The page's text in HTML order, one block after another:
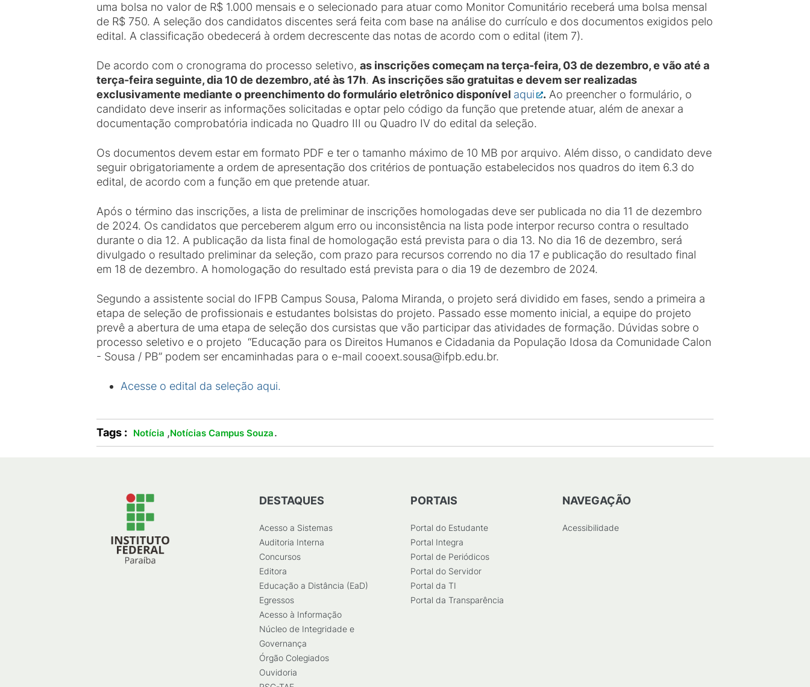
uma bolsa no valor de R$ 1.000 mensais e o selecionado para atuar como Monitor Comunitário receberá uma bolsa mensal
de R$ 750. A seleção dos candidatos discentes será feita com base na análise do currículo e dos documentos exigidos pelo
edital. A classificação obedecerá à ordem decrescente das notas de acordo com o edital (item 7).
De acordo com o cronograma do processo seletivo, as inscrições começam na terça-feira, 03 de dezembro, e vão até a
terça-feira seguinte, dia 10 de dezembro, até às 17h. As inscrições são gratuitas e devem ser realizadas
exclusivamente mediante o preenchimento do formulário eletrônico disponível aqui . Ao preencher o formulário, o
candidato deve inserir as informações solicitadas e optar pelo código da função que pretende atuar, além de anexar a
documentação comprobatória indicada no Quadro III ou Quadro IV do edital da seleção.
Os documentos devem estar em formato PDF e ter o tamanho máximo de 10 MB por arquivo. Além disso, o candidato deve
seguir obrigatoriamente a ordem de apresentação dos critérios de pontuação estabelecidos nos quadros do item 6.3 do
edital, de acordo com a função em que pretende atuar.
Após o término das inscrições, a lista de preliminar de inscrições homologadas deve ser publicada no dia 11 de dezembro
de 2024. Os candidatos que perceberem algum erro ou inconsistência na lista pode interpor recurso contra o resultado
durante o dia 12. A publicação da lista final de homologação está prevista para o dia 13. No dia 16 de dezembro, será
divulgado o resultado preliminar da seleção, com prazo para recursos correndo no dia 17 e publicação do resultado final
em 18 de dezembro. A homologação do resultado está prevista para o dia 19 de dezembro de 2024.
Segundo a assistente social do IFPB Campus Sousa, Paloma Miranda, o projeto será dividido em fases, sendo a primeira a
etapa de seleção de profissionais e estudantes bolsistas do projeto. Passado esse momento inicial, a equipe do projeto
prevê a abertura de uma etapa de seleção dos cursistas que vão participar das atividades de formação. Dúvidas sobre o
processo seletivo e o projeto “Educação para os Direitos Humanos e Cidadania da População Idosa da Comunidade Calon
- Sousa / PB” podem ser encaminhadas para o e-mail cooext.sousa@ifpb.edu.br.
Acesse o edital da seleção aqui.
Tags : Notícia ,Notícias Campus Souza.
DESTAQUES
Acesso a Sistemas
Auditoria Interna
Concursos
Editora
Educação a Distância (EaD)
Egressos
Acesso à Informação
Núcleo de Integridade e
Governança
Órgão Colegiados
Ouvidoria
PORTAIS
Portal do Estudante
Portal Integra
Portal de Periódicos
Portal do Servidor
Portal da TI
Portal da Transparência
NAVEGAÇÃO
Acessibilidade